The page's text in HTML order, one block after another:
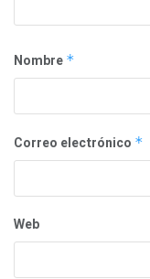
Nombre *
Correo electrónico *
Web